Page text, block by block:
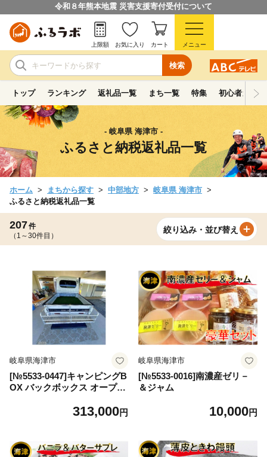
令和８年熊本地震 災害支援寄付受付について
検索
上限額 お気に入り カート メニュー
トップ ランキング 返礼品一覧 まち一覧 特集 初心者ガイド
- 岐阜県 海津市 -
ふるさと納税返礼品一覧
ホーム まちから探す 中部地方
岐阜県 海津市
ふるさと納税返礼品一覧
207件
（1～30件目）
絞り込み・並び替え
岐阜県海津市
[№5533-0447]キャンピングB
OX バックボックス オープン
313,000円
岐阜県海津市
[№5533-0016]南濃産ゼリ－
＆ジャム
10,000円